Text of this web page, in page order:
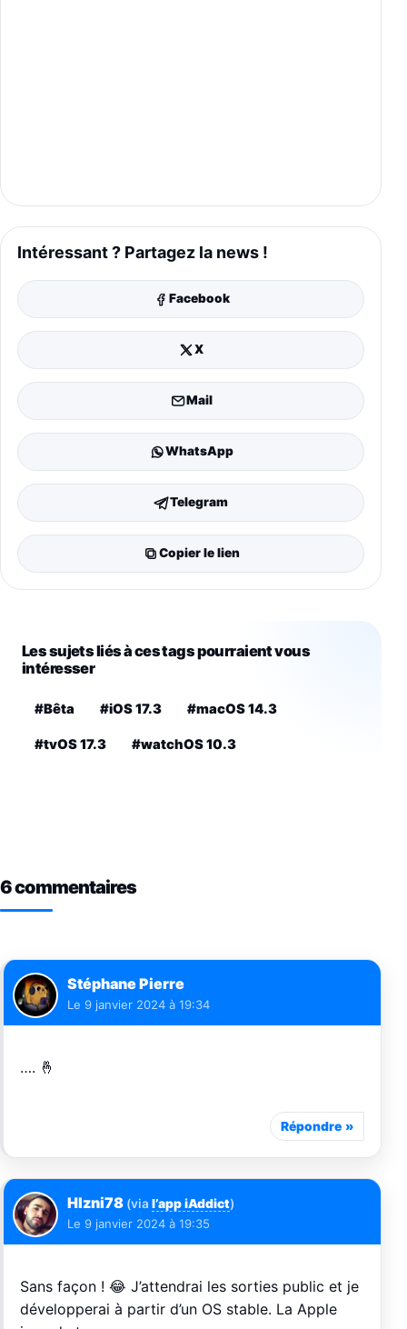
Intéressant ? Partagez la news !
Facebook
X
Mail
WhatsApp
Telegram
Copier le lien
Les sujets liés à ces tags pourraient vous
intéresser
#Bêta #iOS 17.3 #macOS 14.3
#tvOS 17.3 #watchOS 10.3
6 commentaires
Stéphane Pierre
Le 9 janvier 2024 à 19:34
…. 🤞
Répondre
Hlzni78 (via l’app iAddict)
Le 9 janvier 2024 à 19:35
Sans façon ! 😂 J’attendrai les sorties public et je
développerai à partir d’un OS stable. La Apple